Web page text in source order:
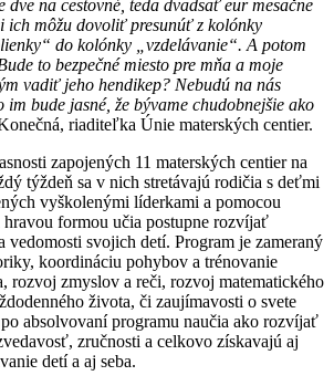
dve na cestovné, teda dvadsať eur mesačne
ich môžu dovoliť presunúť z kolónky
do kolónky „vzdelávanie“. A potom
to bezpečné miesto pre mňa a moje
vadiť jeho hendikep? Nebudú na nás
im bude jasné, že bývame chudobnejšie ako
riaditeľka Únie materských centier.
zapojených 11 materských centier na
týždeň sa v nich stretávajú rodičia s deťmi
vyškolenými líderkami a pomocou
hravou formou učia postupne rozvíjať
vedomosti svojich detí. Program je zameraný
koordináciu pohybov a trénovanie
rozvoj zmyslov a reči, rozvoj matematického
života, či zaujímavosti o svete
absolvovaní programu naučia ako rozvíjať
zručnosti a celkovo získavajú aj
detí a aj seba.